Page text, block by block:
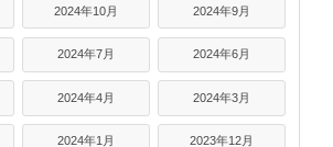
2024年10月 2024年9月
2024年7月 2024年6月
2024年4月 2024年3月
2024年1月 2023年12月